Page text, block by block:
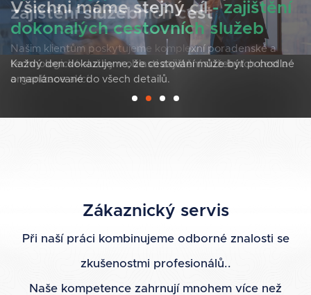
zajištění služebních cest
Našim klientům poskytujeme komplexní poradenské a
technologické služby v oblasti zajištění služebních cest a
organizace akcí.
Zákaznický servis
Při naší práci kombinujeme odborné znalosti se
zkušenostmi profesionálů..
Naše kompetence zahrnují mnohem více než